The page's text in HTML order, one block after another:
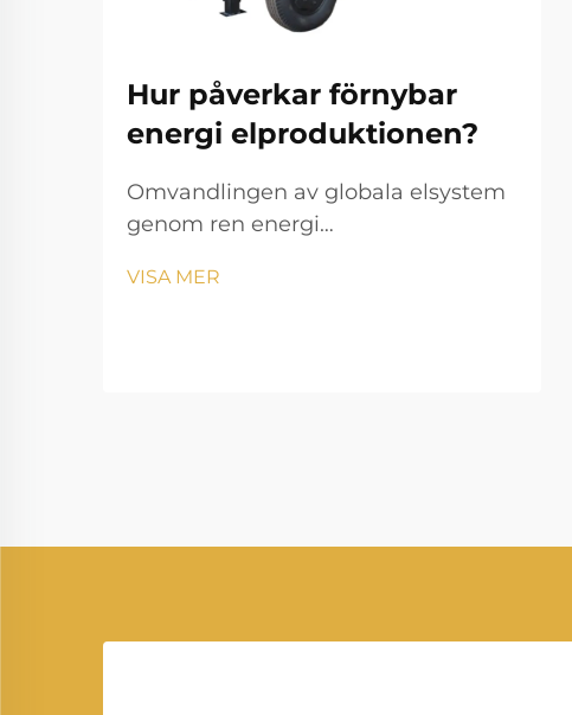
Hur påverkar förnybar
energi elproduktionen?
Omvandlingen av globala elsystem
genom ren energi
en anmärkningsvärd transformation
VISA MER